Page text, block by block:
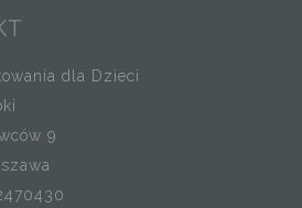
dla Dzieci
9